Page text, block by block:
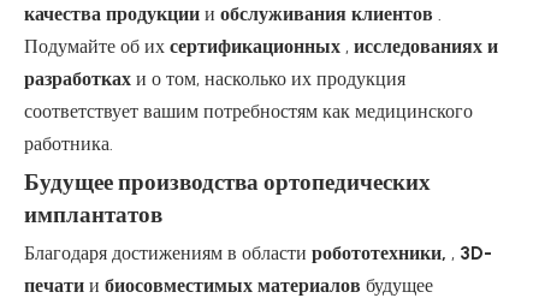
качества продукции и обслуживания клиентов
Подумайте об их сертификационных , исследованиях и
разработках и о том, насколько их продукция
соответствует вашим потребностям как медицинского
работника.
Будущее производства ортопедических
имплантатов
Благодаря достижениям в области робототехники, , 3D-
печати и биосовместимых материалов будущее